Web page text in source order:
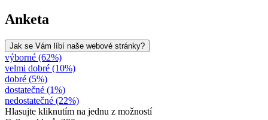
Anketa
Jak se Vám líbí naše webové stránky?
výborné (62%)
velmi dobré (10%)
dobré (5%)
dostatečné (1%)
nedostatečné (22%)
Hlasujte kliknutím na jednu z možností